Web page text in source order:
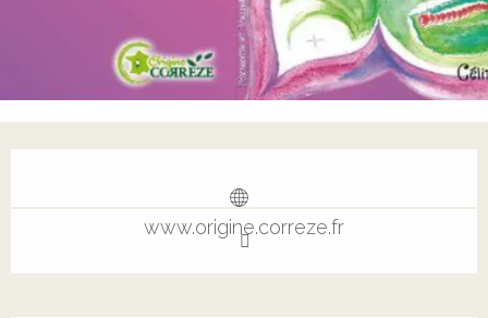
www.origine.correze.fr